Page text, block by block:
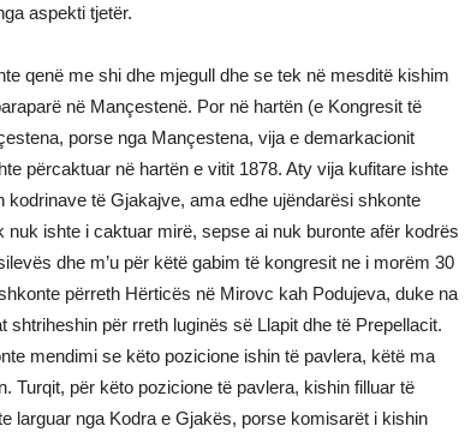
aspekti tjetër.
qenë me shi dhe mjegull dhe se tek në mesditë kishim
në Mançestenë. Por në hartën (e Kongresit të
porse nga Mançestena, vija e demarkacionit
përcaktuar në hartën e vitit 1878. Aty vija kufitare ishte
të Gjakajve, ama edhe ujëndarësi shkonte
ishte i caktuar mirë, sepse ai nuk buronte afër kodrës
dhe m’u për këtë gabim të kongresit ne i morëm 30
përreth Hërticës në Mirovc kah Podujeva, duke na
për rreth luginës së Llapit dhe të Prepellacit.
mendimi se këto pozicione ishin të pavlera, këtë ma
Turqit, për këto pozicione të pavlera, kishin filluar të
larguar nga Kodra e Gjakës, porse komisarët i kishin